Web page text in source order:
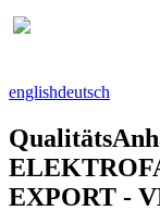
englishdeutsch
EXPORT -